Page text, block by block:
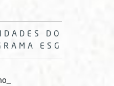
DO
ESG